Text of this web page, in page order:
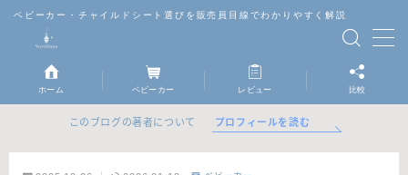
ベビーカー・チャイルドシート選びを販売員目線でわかりやすく解説
MENU
ベビーカー
ホーム ベビーカー レビュー 比較
このブログの著者について プロフィールを読む